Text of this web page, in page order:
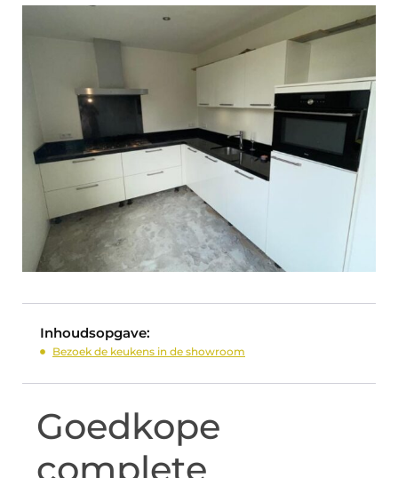
Inhoudsopgave:
Bezoek de keukens in de showroom
Goedkope
complete